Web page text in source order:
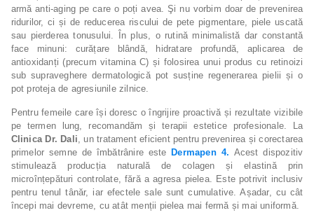
armă anti-aging pe care o poți avea. Şi nu vorbim doar de prevenirea
ridurilor, ci și de reducerea riscului de pete pigmentare, piele uscată
sau pierderea tonusului. În plus, o rutină minimalistă dar constantă
face minuni: curățare blândă, hidratare profundă, aplicarea de
antioxidanți (precum vitamina C) și folosirea unui produs cu retinoizi
sub supraveghere dermatologică pot susține regenerarea pielii și o
pot proteja de agresiunile zilnice.
Pentru femeile care își doresc o îngrijire proactivă și rezultate vizibile
pe termen lung, recomandăm și terapii estetice profesionale. La
Clinica Dr. Dali, un tratament eficient pentru prevenirea și corectarea
primelor semne de îmbătrânire este Dermapen 4. Acest dispozitiv
stimulează producția naturală de colagen și elastină prin
microînțepături controlate, fără a agresa pielea. Este potrivit inclusiv
pentru tenul tânăr, iar efectele sale sunt cumulative. Așadar, cu cât
începi mai devreme, cu atât menții pielea mai fermă și mai uniformă.